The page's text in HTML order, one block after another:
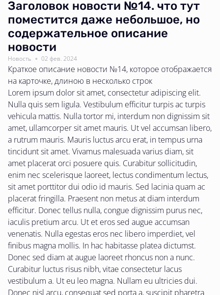
Заголовок новости №14. что тут
поместится даже небольшое, но
содержательное описание
новости
Новость 02 фев. 2024
Краткое описание новости №14, которое отображается
на карточке, длиною в несколько строк
Lorem ipsum dolor sit amet, consectetur adipiscing elit.
Nulla quis sem ligula. Vestibulum efficitur turpis ac turpis
vehicula mattis. Nulla tortor mi, interdum non dignissim sit
amet, ullamcorper sit amet mauris. Ut vel accumsan libero,
a rutrum mauris. Mauris luctus arcu erat, in tempus urna
tincidunt sit amet. Vivamus malesuada varius diam, sit
amet placerat orci posuere quis. Curabitur sollicitudin,
enim nec scelerisque laoreet, lectus condimentum lectus,
sit amet porttitor dui odio id mauris. Sed lacinia quam ac
placerat fringilla. Praesent non metus at diam interdum
efficitur. Donec tellus nulla, congue dignissim purus nec,
iaculis pretium arcu. Ut et eros sed augue accumsan
venenatis. Nulla egestas eros nec libero imperdiet, vel
finibus magna mollis. In hac habitasse platea dictumst.
Donec sed diam at augue laoreet rhoncus non a nunc.
Curabitur luctus risus nibh, vitae consectetur lacus
vestibulum a. Ut eu leo magna. Nullam eu ultricies dui.
Donec nisl arcu, consequat sed porta a, suscipit pharetra